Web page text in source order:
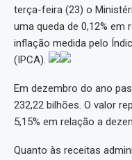
terça-feira (23) o
uma queda de 0,12% em
inflação medida pelo
(IPCA).
Em dezembro do ano
232,22 bilhões. O valor
5,15% em relação a
Quanto às receitas